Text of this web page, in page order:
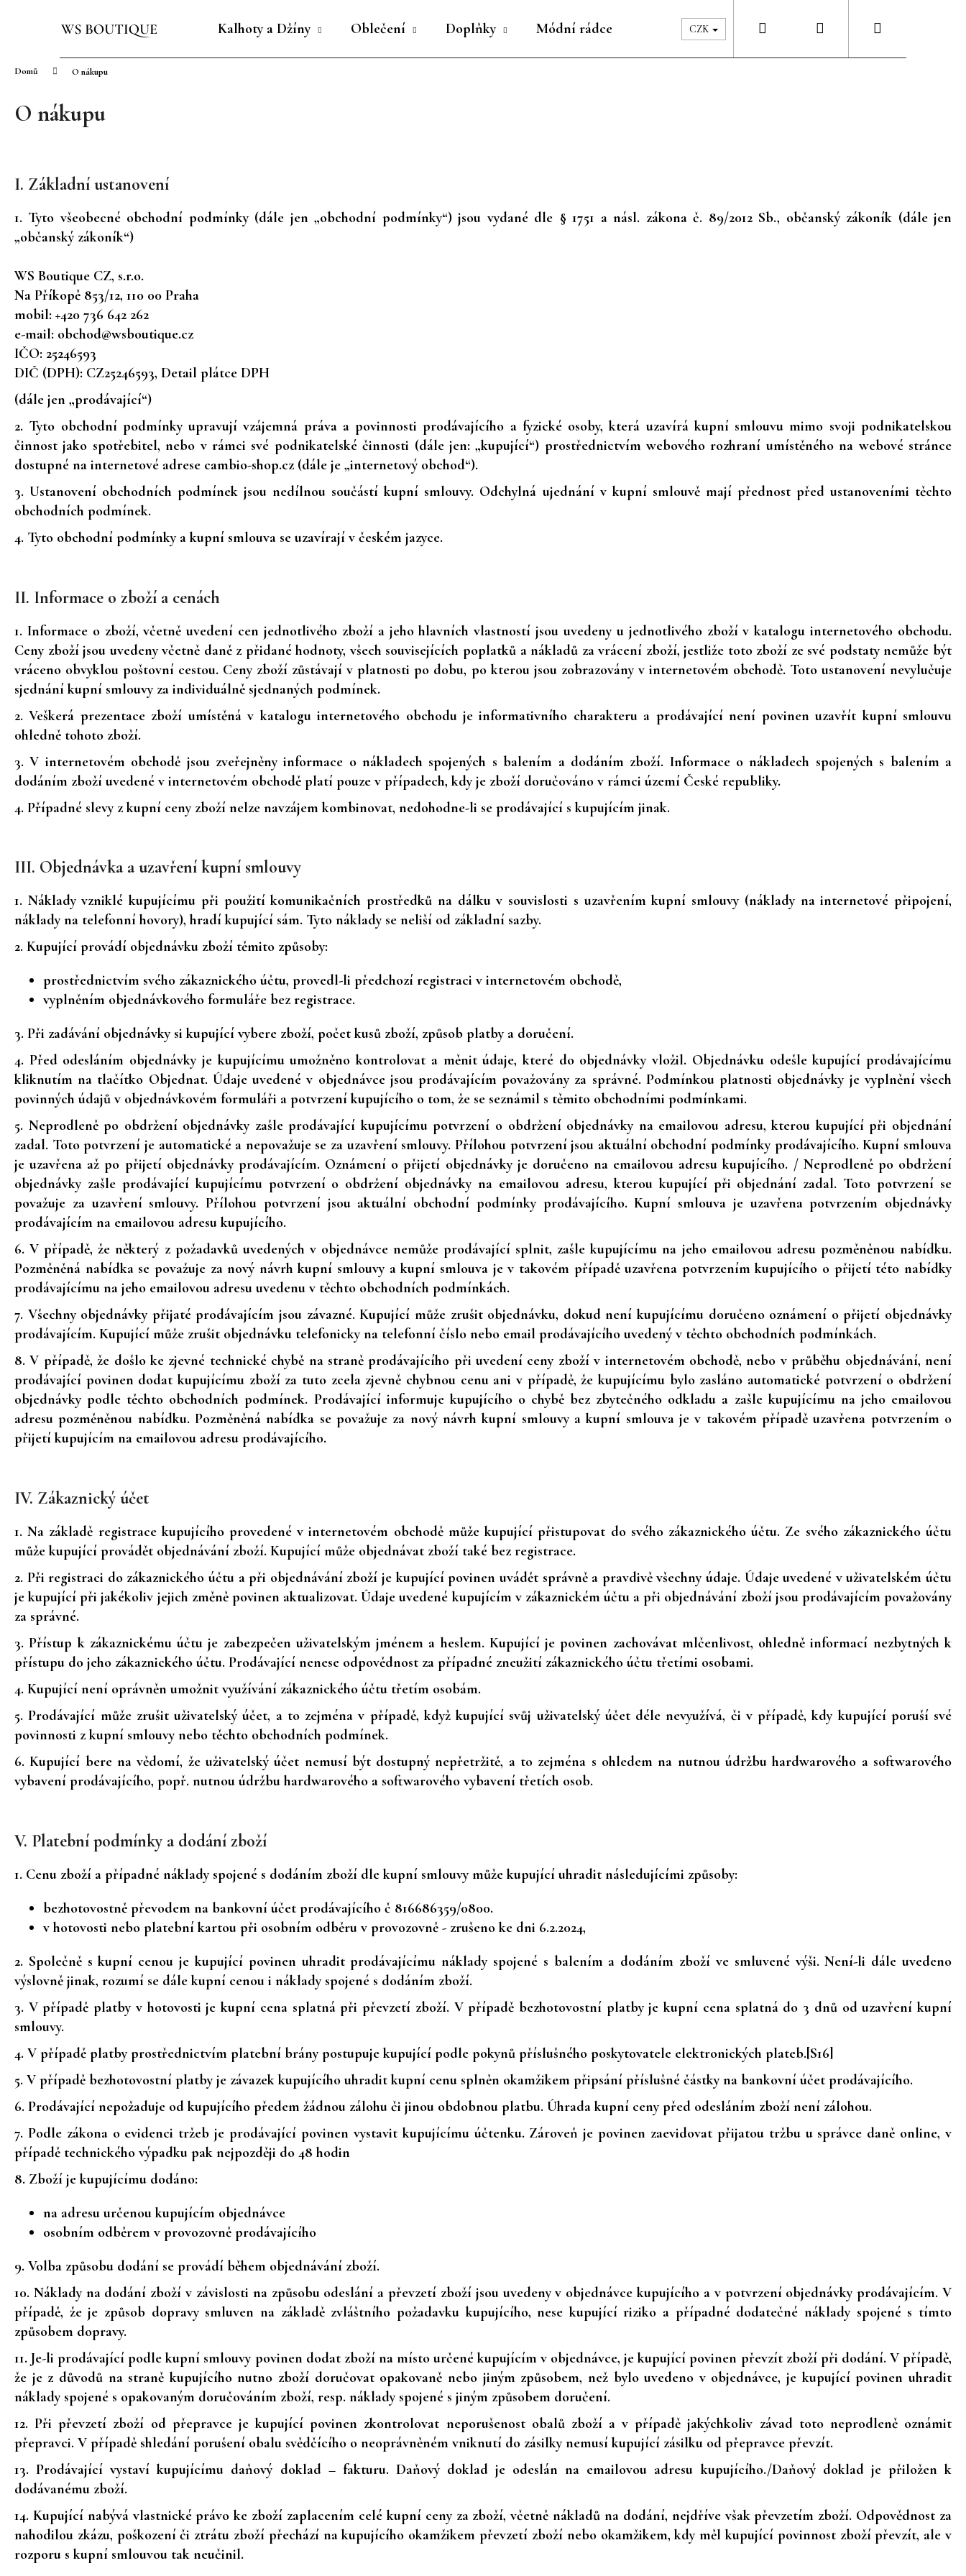
Kalhoty a Džíny Oblečení Doplňky Módní rádce Péče & Šatník Kontakty
CZK Přihlášení
Domů O nákupu
O nákupu
I. Základní ustanovení
1. Tyto všeobecné obchodní podmínky (dále jen „obchodní podmínky“) jsou vydané dle § 1751 a násl. zákona č. 89/2012 Sb., občanský zákoník (dále jen
„občanský zákoník“)
WS Boutique CZ, s.r.o.
Na Příkopě 853/12, 110 00 Praha
mobil: +420 736 642 262
e-mail: obchod@wsboutique.cz
IČO: 25246593
DIČ (DPH): CZ25246593, Detail plátce DPH
(dále jen „prodávající“)
2. Tyto obchodní podmínky upravují vzájemná práva a povinnosti prodávajícího a fyzické osoby, která uzavírá kupní smlouvu mimo svoji podnikatelskou
činnost jako spotřebitel, nebo v rámci své podnikatelské činnosti (dále jen: „kupující“) prostřednictvím webového rozhraní umístěného na webové stránce
dostupné na internetové adrese cambio-shop.cz (dále je „internetový obchod“).
3. Ustanovení obchodních podmínek jsou nedílnou součástí kupní smlouvy. Odchylná ujednání v kupní smlouvě mají přednost před ustanoveními těchto
obchodních podmínek.
4. Tyto obchodní podmínky a kupní smlouva se uzavírají v českém jazyce.
II. Informace o zboží a cenách
1. Informace o zboží, včetně uvedení cen jednotlivého zboží a jeho hlavních vlastností jsou uvedeny u jednotlivého zboží v katalogu internetového obchodu.
Ceny zboží jsou uvedeny včetně daně z přidané hodnoty, všech souvisejících poplatků a nákladů za vrácení zboží, jestliže toto zboží ze své podstaty nemůže být
vráceno obvyklou poštovní cestou. Ceny zboží zůstávají v platnosti po dobu, po kterou jsou zobrazovány v internetovém obchodě. Toto ustanovení nevylučuje
sjednání kupní smlouvy za individuálně sjednaných podmínek.
2. Veškerá prezentace zboží umístěná v katalogu internetového obchodu je informativního charakteru a prodávající není povinen uzavřít kupní smlouvu
ohledně tohoto zboží.
3. V internetovém obchodě jsou zveřejněny informace o nákladech spojených s balením a dodáním zboží. Informace o nákladech spojených s balením a
dodáním zboží uvedené v internetovém obchodě platí pouze v případech, kdy je zboží doručováno v rámci území České republiky.
4. Případné slevy z kupní ceny zboží nelze navzájem kombinovat, nedohodne-li se prodávající s kupujícím jinak.
III. Objednávka a uzavření kupní smlouvy
1. Náklady vzniklé kupujícímu při použití komunikačních prostředků na dálku v souvislosti s uzavřením kupní smlouvy (náklady na internetové připojení,
náklady na telefonní hovory), hradí kupující sám. Tyto náklady se neliší od základní sazby.
2. Kupující provádí objednávku zboží těmito způsoby:
prostřednictvím svého zákaznického účtu, provedl-li předchozí registraci v internetovém obchodě,
vyplněním objednávkového formuláře bez registrace.
3. Při zadávání objednávky si kupující vybere zboží, počet kusů zboží, způsob platby a doručení.
4. Před odesláním objednávky je kupujícímu umožněno kontrolovat a měnit údaje, které do objednávky vložil. Objednávku odešle kupující prodávajícímu
kliknutím na tlačítko Objednat. Údaje uvedené v objednávce jsou prodávajícím považovány za správné. Podmínkou platnosti objednávky je vyplnění všech
povinných údajů v objednávkovém formuláři a potvrzení kupujícího o tom, že se seznámil s těmito obchodními podmínkami.
5. Neprodleně po obdržení objednávky zašle prodávající kupujícímu potvrzení o obdržení objednávky na emailovou adresu, kterou kupující při objednání
zadal. Toto potvrzení je automatické a nepovažuje se za uzavření smlouvy. Přílohou potvrzení jsou aktuální obchodní podmínky prodávajícího. Kupní smlouva
je uzavřena až po přijetí objednávky prodávajícím. Oznámení o přijetí objednávky je doručeno na emailovou adresu kupujícího. / Neprodleně po obdržení
objednávky zašle prodávající kupujícímu potvrzení o obdržení objednávky na emailovou adresu, kterou kupující při objednání zadal. Toto potvrzení se
považuje za uzavření smlouvy. Přílohou potvrzení jsou aktuální obchodní podmínky prodávajícího. Kupní smlouva je uzavřena potvrzením objednávky
prodávajícím na emailovou adresu kupujícího.
6. V případě, že některý z požadavků uvedených v objednávce nemůže prodávající splnit, zašle kupujícímu na jeho emailovou adresu pozměněnou nabídku.
Pozměněná nabídka se považuje za nový návrh kupní smlouvy a kupní smlouva je v takovém případě uzavřena potvrzením kupujícího o přijetí této nabídky
prodávajícímu na jeho emailovou adresu uvedenu v těchto obchodních podmínkách.
7. Všechny objednávky přijaté prodávajícím jsou závazné. Kupující může zrušit objednávku, dokud není kupujícímu doručeno oznámení o přijetí objednávky
prodávajícím. Kupující může zrušit objednávku telefonicky na telefonní číslo nebo email prodávajícího uvedený v těchto obchodních podmínkách.
8. V případě, že došlo ke zjevné technické chybě na straně prodávajícího při uvedení ceny zboží v internetovém obchodě, nebo v průběhu objednávání, není
prodávající povinen dodat kupujícímu zboží za tuto zcela zjevně chybnou cenu ani v případě, že kupujícímu bylo zasláno automatické potvrzení o obdržení
objednávky podle těchto obchodních podmínek. Prodávající informuje kupujícího o chybě bez zbytečného odkladu a zašle kupujícímu na jeho emailovou
adresu pozměněnou nabídku. Pozměněná nabídka se považuje za nový návrh kupní smlouvy a kupní smlouva je v takovém případě uzavřena potvrzením o
přijetí kupujícím na emailovou adresu prodávajícího.
IV. Zákaznický účet
1. Na základě registrace kupujícího provedené v internetovém obchodě může kupující přistupovat do svého zákaznického účtu. Ze svého zákaznického účtu
může kupující provádět objednávání zboží. Kupující může objednávat zboží také bez registrace.
2. Při registraci do zákaznického účtu a při objednávání zboží je kupující povinen uvádět správně a pravdivě všechny údaje. Údaje uvedené v uživatelském účtu
je kupující při jakékoliv jejich změně povinen aktualizovat. Údaje uvedené kupujícím v zákaznickém účtu a při objednávání zboží jsou prodávajícím považovány
za správné.
3. Přístup k zákaznickému účtu je zabezpečen uživatelským jménem a heslem. Kupující je povinen zachovávat mlčenlivost, ohledně informací nezbytných k
přístupu do jeho zákaznického účtu. Prodávající nenese odpovědnost za případné zneužití zákaznického účtu třetími osobami.
4. Kupující není oprávněn umožnit využívání zákaznického účtu třetím osobám.
5. Prodávající může zrušit uživatelský účet, a to zejména v případě, když kupující svůj uživatelský účet déle nevyužívá, či v případě, kdy kupující poruší své
povinnosti z kupní smlouvy nebo těchto obchodních podmínek.
6. Kupující bere na vědomí, že uživatelský účet nemusí být dostupný nepřetržitě, a to zejména s ohledem na nutnou údržbu hardwarového a softwarového
vybavení prodávajícího, popř. nutnou údržbu hardwarového a softwarového vybavení třetích osob.
V. Platební podmínky a dodání zboží
1. Cenu zboží a případné náklady spojené s dodáním zboží dle kupní smlouvy může kupující uhradit následujícími způsoby:
bezhotovostně převodem na bankovní účet prodávajícího č 816686359/0800.
v hotovosti nebo platební kartou při osobním odběru v provozovně - zrušeno ke dni 6.2.2024,
2. Společně s kupní cenou je kupující povinen uhradit prodávajícímu náklady spojené s balením a dodáním zboží ve smluvené výši. Není-li dále uvedeno
výslovně jinak, rozumí se dále kupní cenou i náklady spojené s dodáním zboží.
3. V případě platby v hotovosti je kupní cena splatná při převzetí zboží. V případě bezhotovostní platby je kupní cena splatná do 3 dnů od uzavření kupní
smlouvy.
4. V případě platby prostřednictvím platební brány postupuje kupující podle pokynů příslušného poskytovatele elektronických plateb.[S16]
5. V případě bezhotovostní platby je závazek kupujícího uhradit kupní cenu splněn okamžikem připsání příslušné částky na bankovní účet prodávajícího.
6. Prodávající nepožaduje od kupujícího předem žádnou zálohu či jinou obdobnou platbu. Úhrada kupní ceny před odesláním zboží není zálohou.
7. Podle zákona o evidenci tržeb je prodávající povinen vystavit kupujícímu účtenku. Zároveň je povinen zaevidovat přijatou tržbu u správce daně online, v
případě technického výpadku pak nejpozději do 48 hodin
8. Zboží je kupujícímu dodáno:
na adresu určenou kupujícím objednávce
osobním odběrem v provozovně prodávajícího
9. Volba způsobu dodání se provádí během objednávání zboží.
10. Náklady na dodání zboží v závislosti na způsobu odeslání a převzetí zboží jsou uvedeny v objednávce kupujícího a v potvrzení objednávky prodávajícím. V
případě, že je způsob dopravy smluven na základě zvláštního požadavku kupujícího, nese kupující riziko a případné dodatečné náklady spojené s tímto
způsobem dopravy.
11. Je-li prodávající podle kupní smlouvy povinen dodat zboží na místo určené kupujícím v objednávce, je kupující povinen převzít zboží při dodání. V případě,
že je z důvodů na straně kupujícího nutno zboží doručovat opakovaně nebo jiným způsobem, než bylo uvedeno v objednávce, je kupující povinen uhradit
náklady spojené s opakovaným doručováním zboží, resp. náklady spojené s jiným způsobem doručení.
12. Při převzetí zboží od přepravce je kupující povinen zkontrolovat neporušenost obalů zboží a v případě jakýchkoliv závad toto neprodleně oznámit
přepravci. V případě shledání porušení obalu svědčícího o neoprávněném vniknutí do zásilky nemusí kupující zásilku od přepravce převzít.
13. Prodávající vystaví kupujícímu daňový doklad – fakturu. Daňový doklad je odeslán na emailovou adresu kupujícího./Daňový doklad je přiložen k
dodávanému zboží.
14. Kupující nabývá vlastnické právo ke zboží zaplacením celé kupní ceny za zboží, včetně nákladů na dodání, nejdříve však převzetím zboží. Odpovědnost za
nahodilou zkázu, poškození či ztrátu zboží přechází na kupujícího okamžikem převzetí zboží nebo okamžikem, kdy měl kupující povinnost zboží převzít, ale v
rozporu s kupní smlouvou tak neučinil.
Zpět
obchodu
Zpět
obchodu